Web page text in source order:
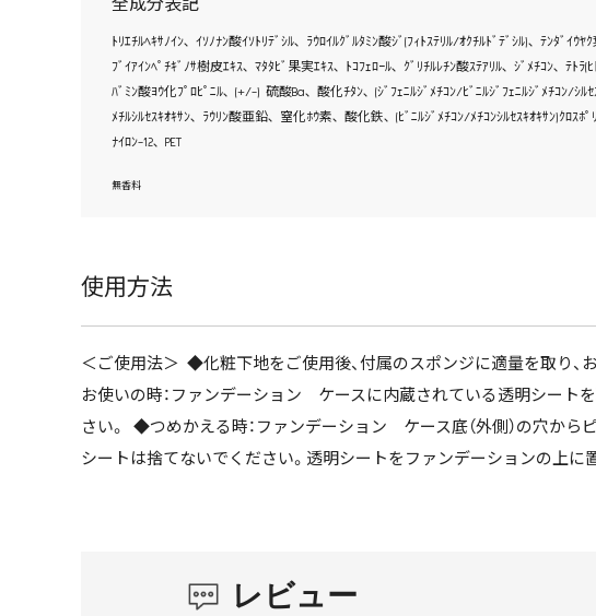
全成分表記
ﾄﾘｴﾁﾙﾍｷｻﾉｲﾝ､ ｲｿﾉﾅﾝ酸ｲｿﾄﾘﾃﾞｼﾙ､ ﾗｳﾛｲﾙｸﾞﾙﾀﾐﾝ酸ｼﾞ(ﾌｨﾄｽﾃﾘﾙ/ｵｸﾁﾙﾄﾞﾃﾞｼﾙ)､ ﾃﾝﾀﾞｲ
ﾌﾞｲｱｲﾝﾍﾟﾁｷﾞﾉｻ樹皮ｴｷｽ､ ﾏﾀﾀﾋﾞ果実ｴｷｽ､ ﾄｺﾌｪﾛｰﾙ､ ｸﾞﾘﾁﾙﾚﾁﾝ酸ｽﾃｱﾘﾙ､ ｼﾞﾒﾁｺﾝ､ ﾃﾄ
ﾊﾞﾐﾝ酸ﾖｳ化ﾌﾟﾛﾋﾟﾆﾙ､ (+/-) 硫酸Ba､ 酸化ﾁﾀﾝ､ (ｼﾞﾌｪﾆﾙｼﾞﾒﾁｺﾝ/ﾋﾞﾆﾙｼﾞﾌｪﾆﾙｼﾞﾒﾁｺﾝ/ｼﾙ
ﾒﾁﾙｼﾙｾｽｷｵｷｻﾝ､ ﾗｳﾘﾝ酸亜鉛､ 窒化ﾎｳ素､ 酸化鉄､ (ﾋﾞﾆﾙｼﾞﾒﾁｺﾝ/ﾒﾁｺﾝｼﾙｾｽｷｵｷｻﾝ)ｸﾛｽ
ﾅｲﾛﾝ-12､ PET
無香料
使用方法
＜ご使用法＞ ◆化粧下地をご使用後、付属のスポンジに適量を取り
お使いの時：ファンデーション ケースに内蔵されている透明シート
さい。 ◆つめかえる時：ファンデーション ケース底（外側）の穴か
シートは捨てないでください。透明シートをファンデーションの上に
レビュー